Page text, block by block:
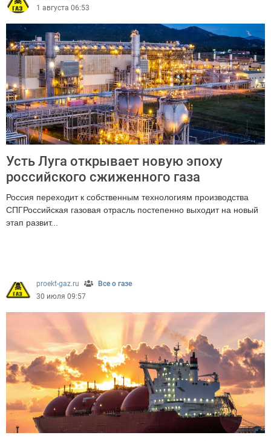
1 августа 06:53
Усть Луга открывает новую эпоху
российского сжиженного газа
Россия переходит к собственным технологиям производства
СПГРоссийская газовая отрасль постепенно выходит на новый
этап развит...
proekt-gaz.ru
Все о газе
30 июля 09:57